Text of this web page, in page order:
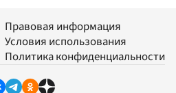
Правовая информация
Условия использования
Политика конфиденциальности